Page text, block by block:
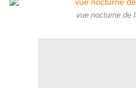
vue nocturne de